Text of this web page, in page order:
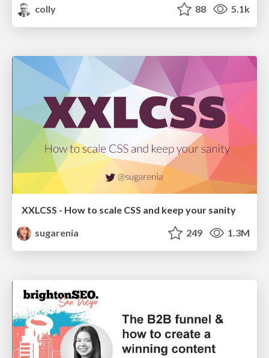
colly
88 5.1k
XXLCSS - How to scale CSS and keep your sanity
sugarenia
249 1.3M